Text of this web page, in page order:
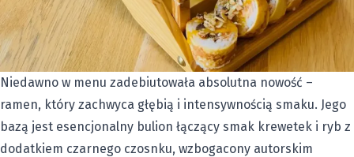
Niedawno w menu zadebiutowała absolutna nowość –
ramen, który zachwyca głębią i intensywnością smaku. Jego
bazą jest esencjonalny bulion łączący smak krewetek i ryb z
dodatkiem czarnego czosnku, wzbogacony autorskim